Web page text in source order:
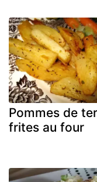
Pommes de
frites au four